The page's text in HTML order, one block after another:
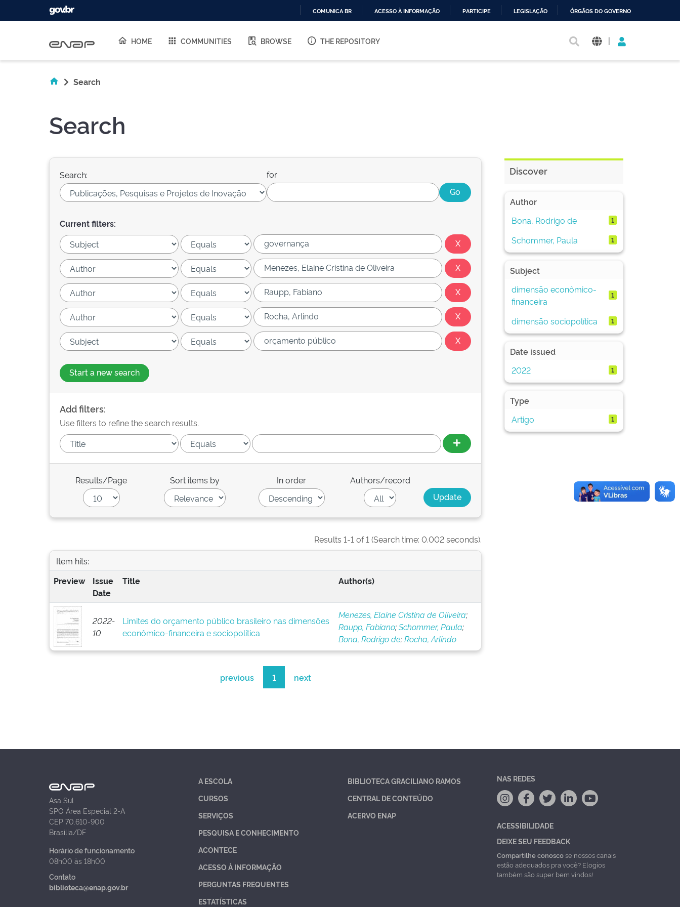
O
COMUNICA BR ACESSO À INFORMAÇÃO PARTICIPE LEGISLAÇÃO ÓRGÃOS DO GOVERNO
HOME COMMUNITIES BROWSE THE REPOSITORY |
Search
Search
Search: for
Current filters:
Start a new search
Add filters:
Use filters to refine the search results.
Results/Page Sort items by In order Authors/record
Results 1-1 of 1 (Search time: 0.002 seconds).
Item hits:
Preview
Issue
Date
Title Author(s)
2022-
10
Limites do orçamento público brasileiro nas dimensões
econômico-financeira e sociopolítica
Menezes, Elaine Cristina de Oliveira;
Raupp, Fabiano;Schommer, Paula;
Bona, Rodrigo de;Rocha, Arlindo
previous 1 next
Discover
Author
Bona, Rodrigo de
1
Schommer, Paula 1
Subject
dimensão econômico-
financeira
1
dimensão sociopolítica 1
Date issued
2022
1
Type
Artigo
1
Asa Sul
SPO Área Especial 2-A
CEP 70.610-900
Brasília/DF
Horário de funcionamento
08h00 às 18h00
Contato
biblioteca@enap.gov.br
A ESCOLA
CURSOS
SERVIÇOS
PESQUISA E CONHECIMENTO
ACONTECE
ACESSO À INFORMAÇÃO
PERGUNTAS FREQUENTES
ESTATÍSTICAS
BIBLIOTECA GRACILIANO RAMOS
CENTRAL DE CONTEÚDO
ACERVO ENAP
NAS REDES
ACESSIBILIDADE
DEIXE SEU FEEDBACK
Compartilhe conoscose nossos canais
estão adequados pra você? Elogios
também são super bem vindos!